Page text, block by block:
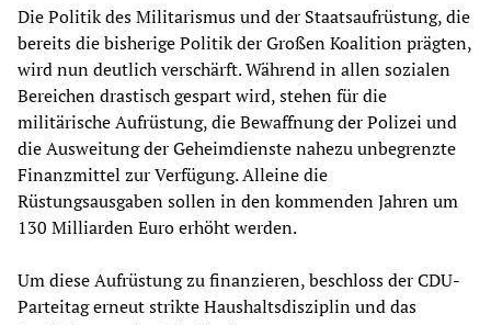
Die Politik des Militarismus und der Staatsaufrüstung, die
bereits die bisherige Politik der Großen Koalition prägten,
wird nun deutlich verschärft. Während in allen sozialen
Bereichen drastisch gespart wird, stehen für die
militärische Aufrüstung, die Bewaffnung der Polizei und
die Ausweitung der Geheimdienste nahezu unbegrenzte
Finanzmittel zur Verfügung. Alleine die
Rüstungsausgaben sollen in den kommenden Jahren um
130 Milliarden Euro erhöht werden.
Um diese Aufrüstung zu finanzieren, beschloss der CDU-
Parteitag erneut strikte Haushaltsdisziplin und das